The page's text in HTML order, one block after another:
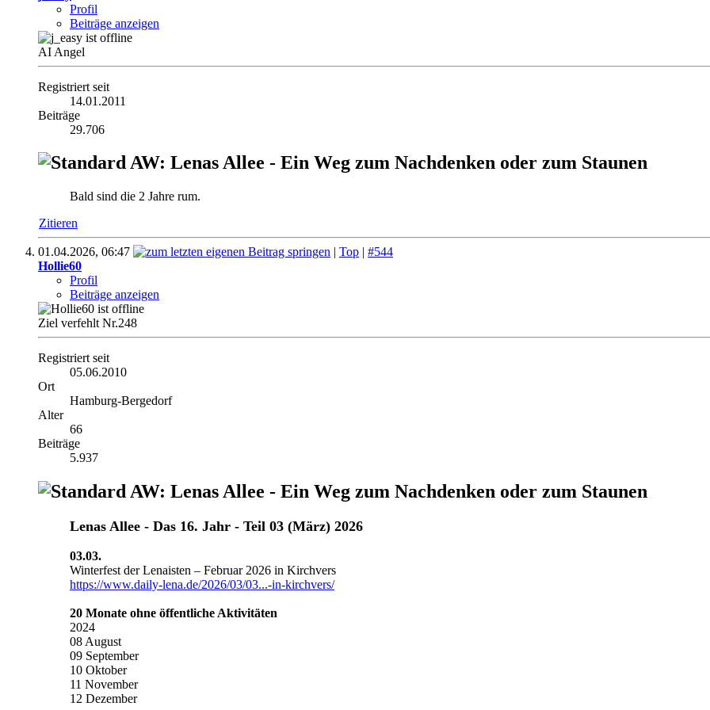
Profil
Beiträge anzeigen
AI Angel
Registriert seit
14.01.2011
Beiträge
29.706
AW: Lenas Allee - Ein Weg zum Nachdenken oder zum Staunen
Bald sind die 2 Jahre rum.
Zitieren
01.04.2026, 06:47 | Top | #544
Hollie60
Profil
Beiträge anzeigen
Ziel verfehlt Nr.248
Registriert seit
05.06.2010
Ort
Hamburg-Bergedorf
Alter
66
Beiträge
5.937
AW: Lenas Allee - Ein Weg zum Nachdenken oder zum Staunen
Lenas Allee ‐ Das 16. Jahr - Teil 03 (März) 2026
03.03.
Winterfest der Lenaisten – Februar 2026 in Kirchvers
https://www.daily-lena.de/2026/03/03...-in-kirchvers/
20 Monate ohne öffentliche Aktivitäten
2024
08 August
09 September
10 Oktober
11 November
12 Dezember